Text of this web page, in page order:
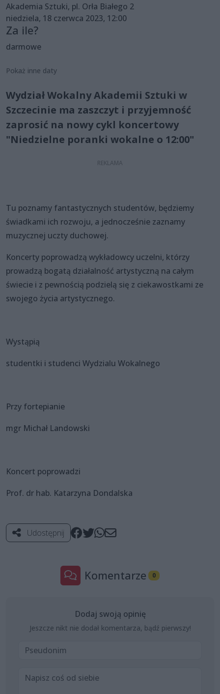
Akademia Sztuki, pl. Orła Białego 2
niedziela, 18 czerwca 2023, 12:00
Za ile?
darmowe
Pokaż inne daty
Wydział Wokalny Akademii Sztuki w
Szczecinie ma zaszczyt i przyjemność
zaprosić na nowy cykl koncertowy
"Niedzielne poranki wokalne o 12:00"
Tu poznamy fantastycznych studentów, będziemy
świadkami ich rozwoju, a jednocześnie zaznamy
muzycznej uczty duchowej.
Koncerty poprowadzą wykładowcy uczelni, którzy
prowadzą bogatą działalność artystyczną na całym
świecie i z pewnością podzielą się z ciekawostkami ze
swojego życia artystycznego.
Wystąpią
studentki i studenci Wydzialu Wokalnego
Przy fortepianie
mgr Michał Landowski
Koncert poprowadzi
Prof. dr hab. Katarzyna Dondalska
Udostępnij
Komentarze 0
Dodaj swoją opinię
Jeszcze nikt nie dodał komentarza, bądź pierwszy!